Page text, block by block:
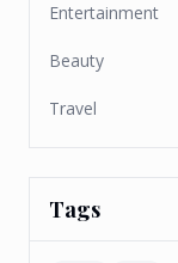
Entertainment
Beauty
Travel
Tags